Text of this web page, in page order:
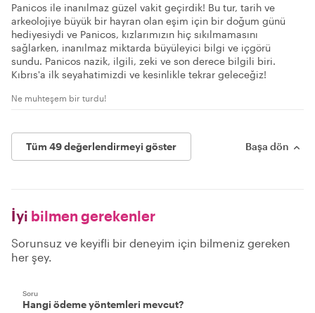
Panicos ile inanılmaz güzel vakit geçirdik! Bu tur, tarih ve
arkeolojiye büyük bir hayran olan eşim için bir doğum günü
hediyesiydi ve Panicos, kızlarımızın hiç sıkılmamasını
sağlarken, inanılmaz miktarda büyüleyici bilgi ve içgörü
sundu. Panicos nazik, ilgili, zeki ve son derece bilgili biri.
Kıbrıs'a ilk seyahatimizdi ve kesinlikle tekrar geleceğiz!
Ne muhteşem bir turdu!
Tüm 49 değerlendirmeyi göster Başa dön
İyi bilmen gerekenler
Sorunsuz ve keyifli bir deneyim için bilmeniz gereken
her şey.
Soru
Hangi ödeme yöntemleri mevcut?